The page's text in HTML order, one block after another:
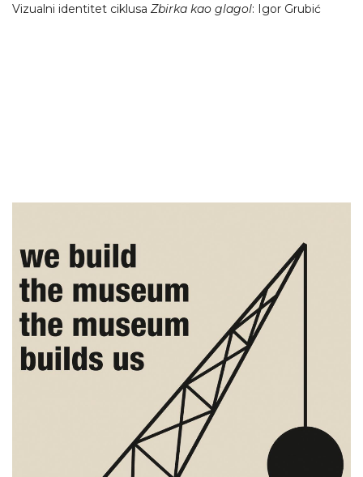
Vizualni identitet ciklusa Zbirka kao glagol: Igor Grubić